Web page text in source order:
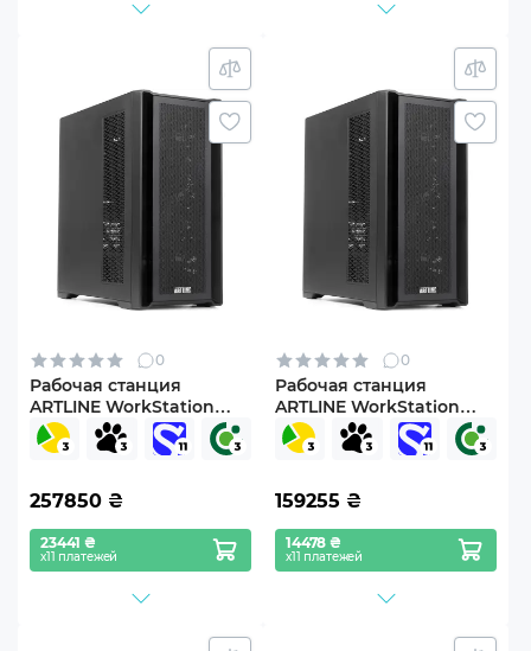
0
Рабочая станция
ARTLINE WorkStation
W96 Windows 11 Pro
(W96v162Win)
257850 ₴
23441 ₴
х11 платежей
0
Рабочая станция
ARTLINE WorkStation
W96 (W96v163)
159255 ₴
14478 ₴
х11 платежей